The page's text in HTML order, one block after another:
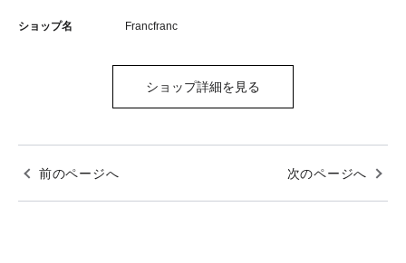
ショップ名 Francfranc
ショップ詳細を見る
前のページへ 次のページへ